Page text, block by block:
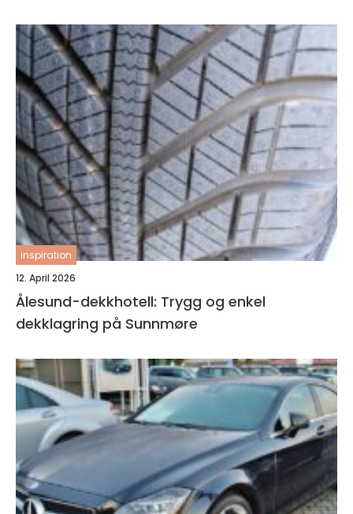
inspiration
12. April 2026
Ålesund-dekkhotell: Trygg og enkel
dekklagring på Sunnmøre